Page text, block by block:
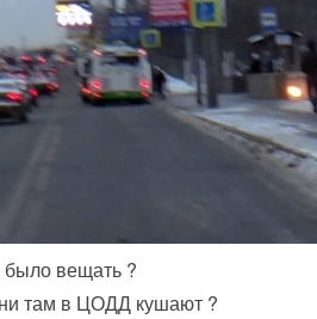
было вещать ?
там в ЦОДД кушают ?